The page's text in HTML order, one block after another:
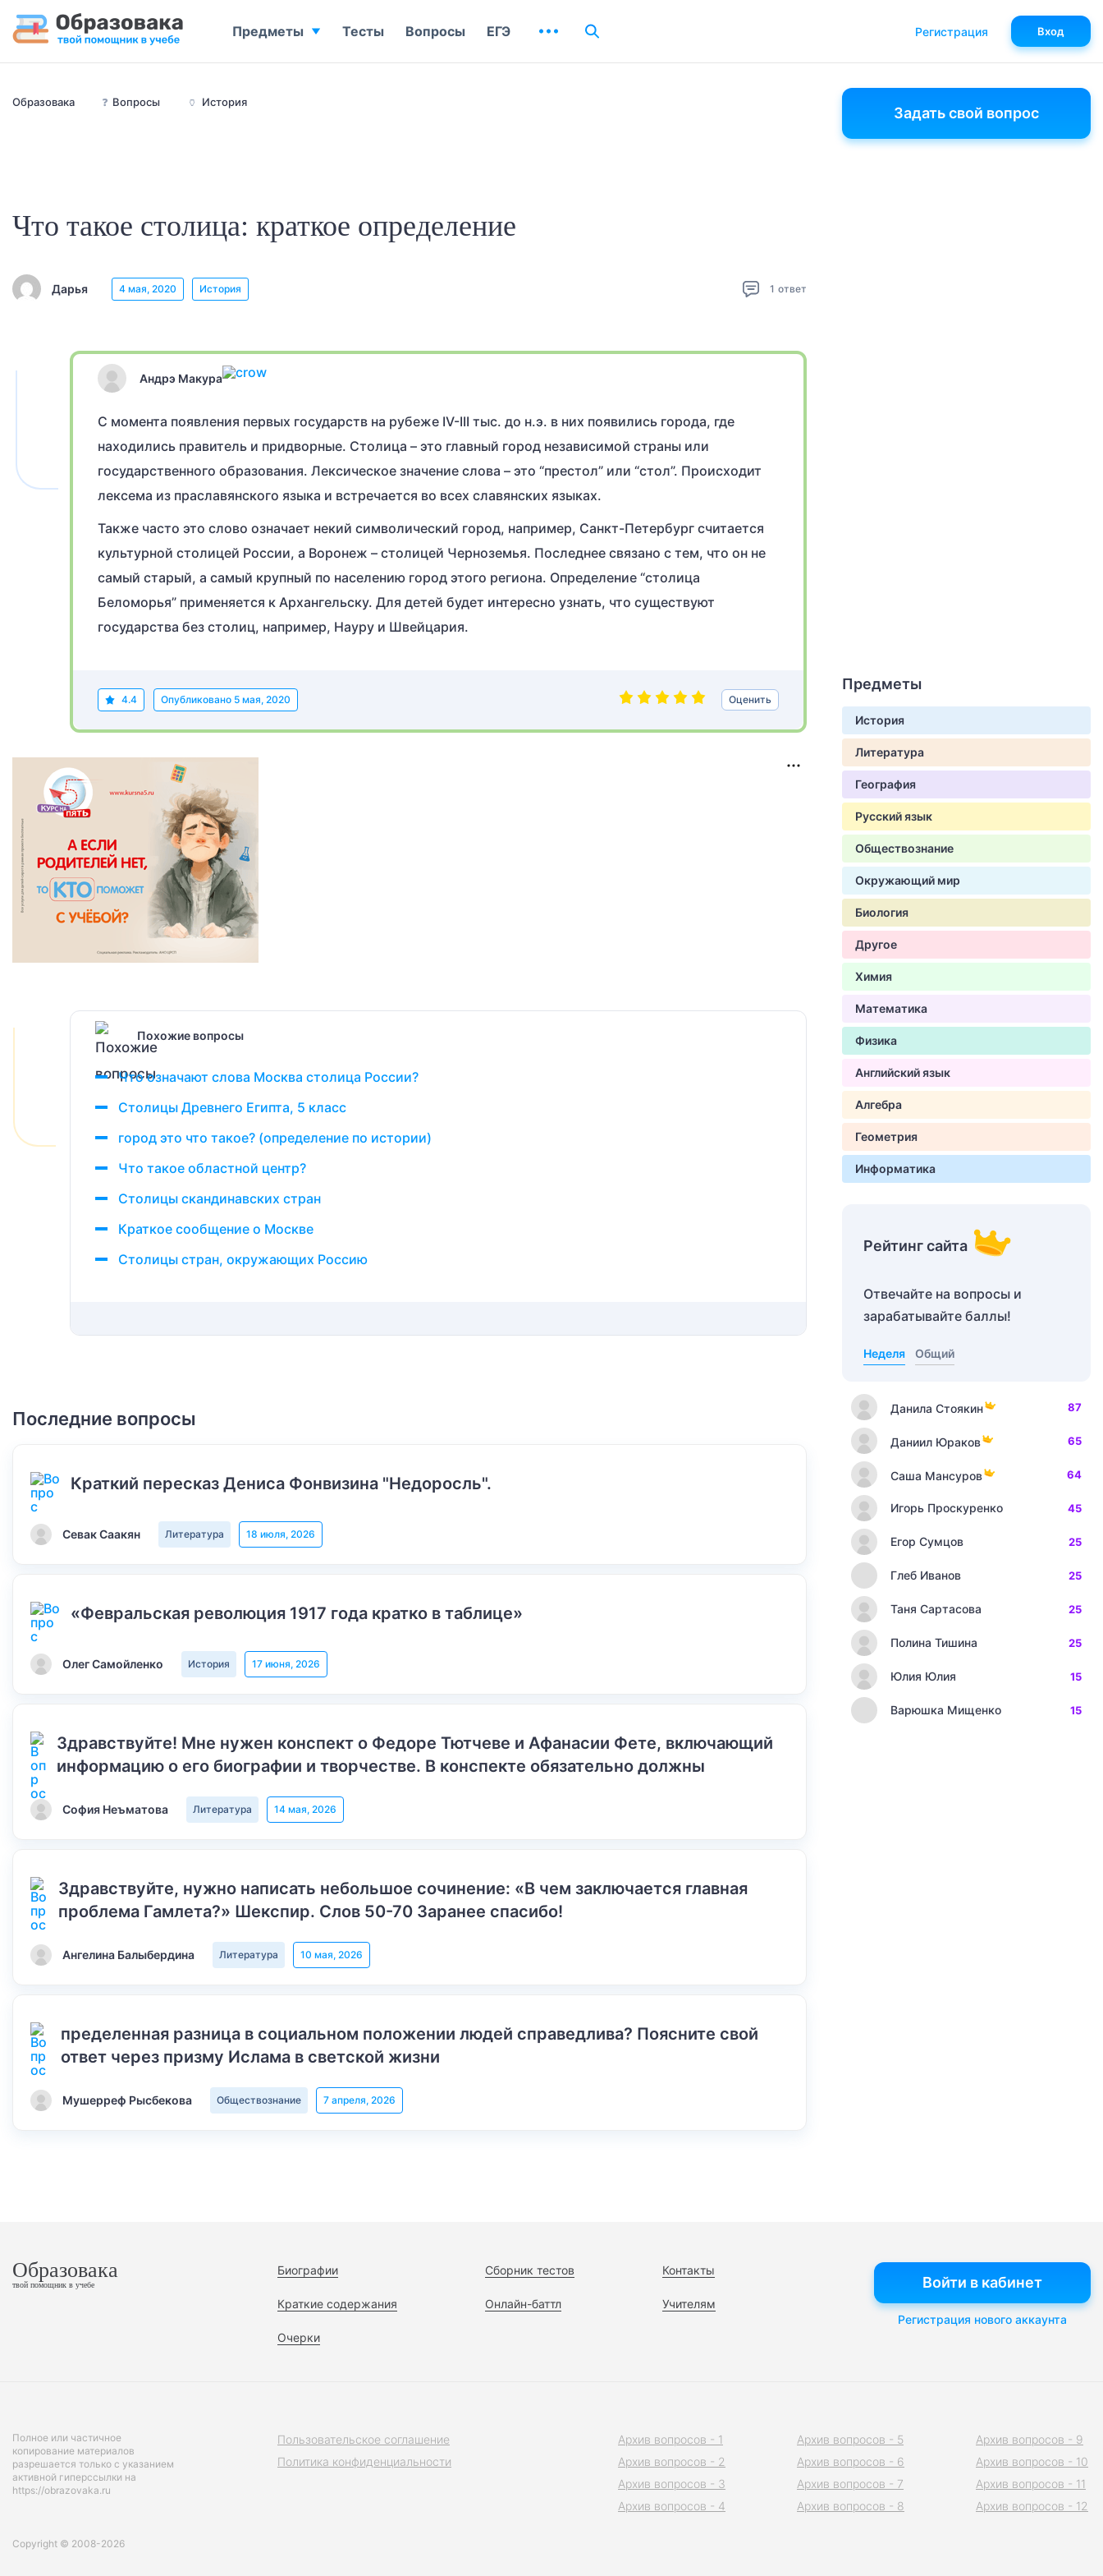
Образовака ❓ Вопросы 🏺 История
Что такое столица: краткое определение
Дарья 4 мая, 2020 История 1 ответ
Андрэ Макура
С момента появления первых государств на рубеже IV-III тыс. до н.э. в них появились города, где
находились правитель и придворные. Столица – это главный город независимой страны или
государственного образования. Лексическое значение слова – это “престол” или “стол”. Происходит
лексема из праславянского языка и встречается во всех славянских языках.
Также часто это слово означает некий символический город, например, Санкт-Петербург считается
культурной столицей России, а Воронеж – столицей Черноземья. Последнее связано с тем, что он не
самый старый, а самый крупный по населению город этого региона. Определение “столица
Беломорья” применяется к Архангельску. Для детей будет интересно узнать, что существуют
государства без столиц, например, Науру и Швейцария.
4.4 Опубликовано 5 мая, 2020 Оценить
Похожие вопросы
Что означают слова Москва столица России?
Столицы Древнего Египта, 5 класс
город это что такое? (определение по истории)
Что такое областной центр?
Столицы скандинавских стран
Краткое сообщение о Москве
Столицы стран, окружающих Россию
Последние вопросы
Краткий пересказ Дениса Фонвизина "Недоросль".
Севак Саакян Литература 18 июля, 2026
«Февральская революция 1917 года кратко в таблице»
Олег Самойленко История 17 июня, 2026
Здравствуйте! Мне нужен конспект о Федоре Тютчеве и Афанасии Фете, включающий
информацию о его биографии и творчестве. В конспекте обязательно должны
София Неъматова Литература 14 мая, 2026
Здравствуйте, нужно написать небольшое сочинение: «В чем заключается главная
проблема Гамлета?» Шекспир. Слов 50-70 Заранее спасибо!
Ангелина Балыбердина Литература 10 мая, 2026
пределенная разница в социальном положении людей справедлива? Поясните свой
ответ через призму Ислама в светской жизни
Мушерреф Рысбекова Обществознание 7 апреля, 2026
Задать свой вопрос
Предметы
История
Литература
География
Русский язык
Обществознание
Окружающий мир
Биология
Другое
Химия
Математика
Физика
Английский язык
Алгебра
Геометрия
Информатика
Рейтинг сайта
Отвечайте на вопросы и
зарабатывайте баллы!
Неделя Общий
Данила Стоякин 87
Даниил Юраков 65
Саша Мансуров 64
Игорь Проскуренко 45
Егор Сумцов 25
Глеб Иванов 25
Таня Сартасова 25
Полина Тишина 25
Юлия Юлия 15
Варюшка Мищенко 15
Предметы Тесты Вопросы ЕГЭ Регистрация Вход
Образовака
твой помощник в учебе
Биографии
Краткие содержания
Очерки
Сборник тестов
Онлайн-баттл
Контакты
Учителям
Войти в кабинет
Регистрация нового аккаунта
Полное или частичное
копирование материалов
разрешается только с указанием
активной гиперссылки на
https://obrazovaka.ru
Пользовательское соглашение
Политика конфиденциальности
Архив вопросов - 1
Архив вопросов - 2
Архив вопросов - 3
Архив вопросов - 4
Архив вопросов - 5
Архив вопросов - 6
Архив вопросов - 7
Архив вопросов - 8
Архив вопросов - 9
Архив вопросов - 10
Архив вопросов - 11
Архив вопросов - 12
Copyright © 2008-2026